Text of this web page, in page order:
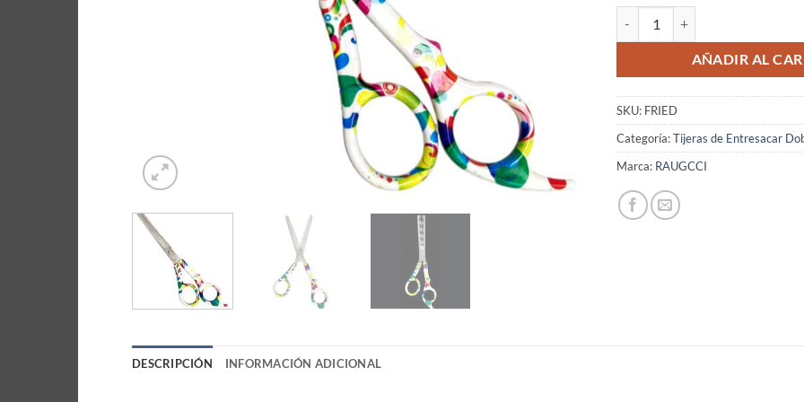
AÑADIR AL
SKU: FRIED
Categoría:Tijeras de Entresacar
Marca: RAUGCCI
DESCRIPCIÓN INFORMACIÓN ADICIONAL